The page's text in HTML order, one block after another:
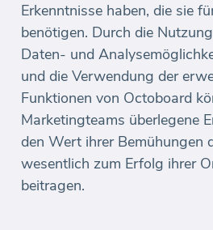
Erkenntnisse haben, die sie
benötigen. Durch die
Daten- und
und die Verwendung der
Funktionen von Octoboard
Marketingteams überlegene
den Wert ihrer Bemühungen
wesentlich zum Erfolg ihrer
beitragen.